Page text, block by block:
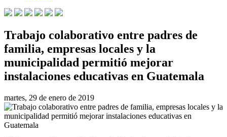
Trabajo colaborativo entre padres de
familia, empresas locales y la
municipalidad permitió mejorar
instalaciones educativas en Guatemala
martes, 29 de enero de 2019